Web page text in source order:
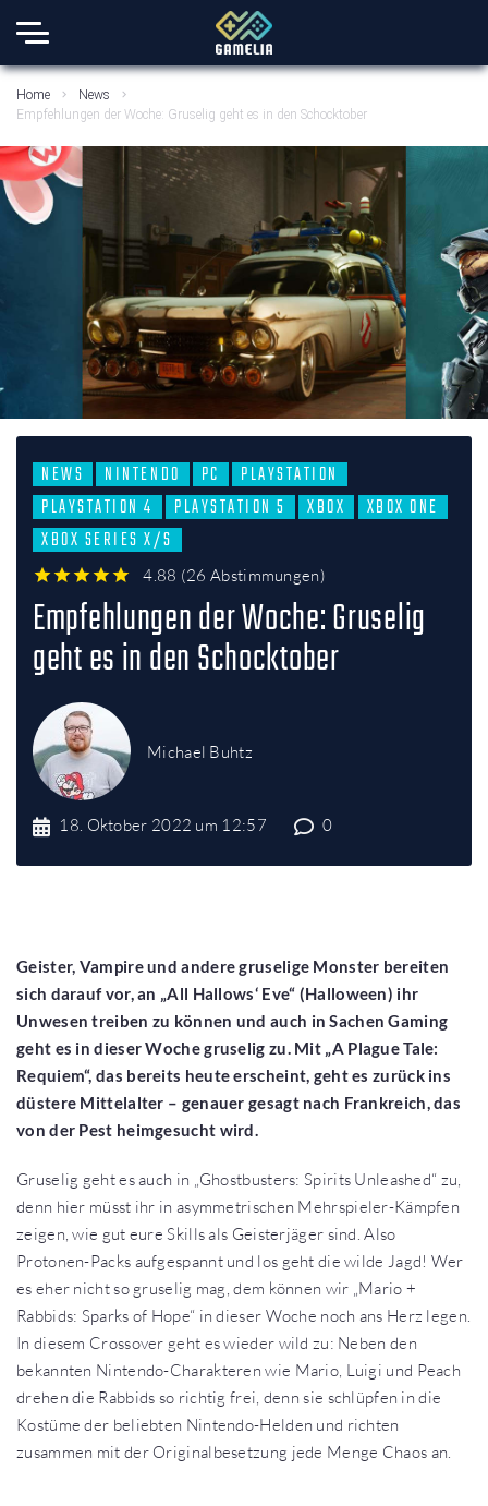
Home
News
Empfehlungen der Woche: Gruselig geht es in den Schocktober
NEWS NINTENDO PC
PLAYSTATION
PLAYSTATION 4
PLAYSTATION 5 XBOX
XBOX ONE
XBOX SERIES X/S
4.88 (26 Abstimmungen)
Empfehlungen der Woche: Gruselig
geht es in den Schocktober
Michael Buhtz
18. Oktober 2022 um 12:57 0
Geister, Vampire und andere gruselige Monster bereiten
sich darauf vor, an „All Hallows‘ Eve“ (Halloween) ihr
Unwesen treiben zu können und auch in Sachen Gaming
geht es in dieser Woche gruselig zu. Mit „A Plague Tale:
Requiem“, das bereits heute erscheint, geht es zurück ins
düstere Mittelalter – genauer gesagt nach Frankreich, das
von der Pest heimgesucht wird.
Gruselig geht es auch in „Ghostbusters: Spirits Unleashed“ zu,
denn hier müsst ihr in asymmetrischen Mehrspieler-Kämpfen
zeigen, wie gut eure Skills als Geisterjäger sind. Also
Protonen-Packs aufgespannt und los geht die wilde Jagd! Wer
es eher nicht so gruselig mag, dem können wir „Mario +
Rabbids: Sparks of Hope“ in dieser Woche noch ans Herz legen.
In diesem Crossover geht es wieder wild zu: Neben den
bekannten Nintendo-Charakteren wie Mario, Luigi und Peach
drehen die Rabbids so richtig frei, denn sie schlüpfen in die
Kostüme der beliebten Nintendo-Helden und richten
zusammen mit der Originalbesetzung jede Menge Chaos an.